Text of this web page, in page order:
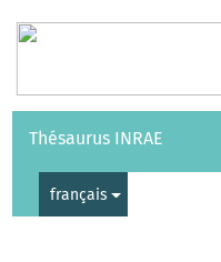
Vocabulaires API
Thésaurus INRAE
français